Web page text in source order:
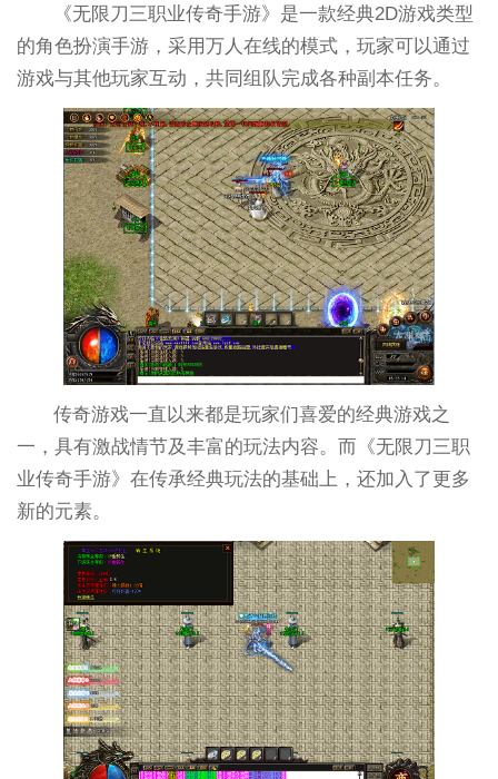
《无限刀三职业传奇手游》是一款经典2D游戏类型
的角色扮演手游，采用万人在线的模式，玩家可以通过
游戏与其他玩家互动，共同组队完成各种副本任务。
传奇游戏一直以来都是玩家们喜爱的经典游戏之
一，具有激战情节及丰富的玩法内容。而《无限刀三职
业传奇手游》在传承经典玩法的基础上，还加入了更多
新的元素。